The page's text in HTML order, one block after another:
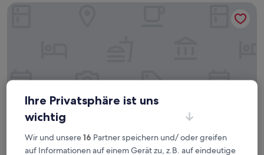
Ihre Privatsphäre ist uns
wichtig
Wir und unsere16 Partner speichern und/ oder greifen
auf Informationen auf einem Gerät zu, z.B. auf eindeutige